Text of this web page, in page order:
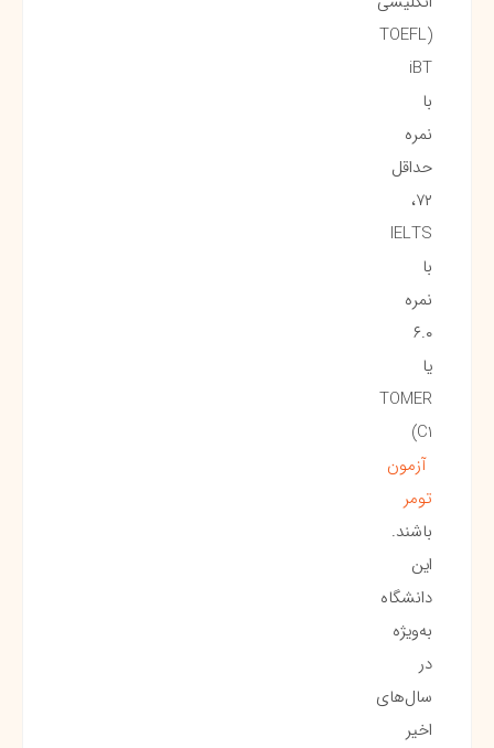
(TOEFL
iBT
با
نمره
حداقل
۷۲،
IELTS
با
نمره
۶.۰
یا
TOMER
C1)
آزمون
تومر
باشند.
این
دانشگاه
به‌ویژه
در
سال‌های
اخیر